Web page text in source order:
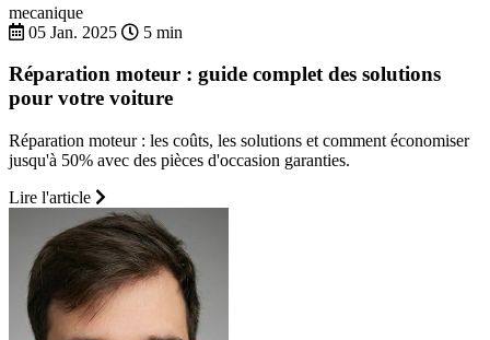
mecanique
05 Jan. 2025
5 min
Réparation moteur : guide complet des solutions
pour votre voiture
Réparation moteur : les coûts, les solutions et comment économiser
jusqu'à 50% avec des pièces d'occasion garanties.
Lire l'article